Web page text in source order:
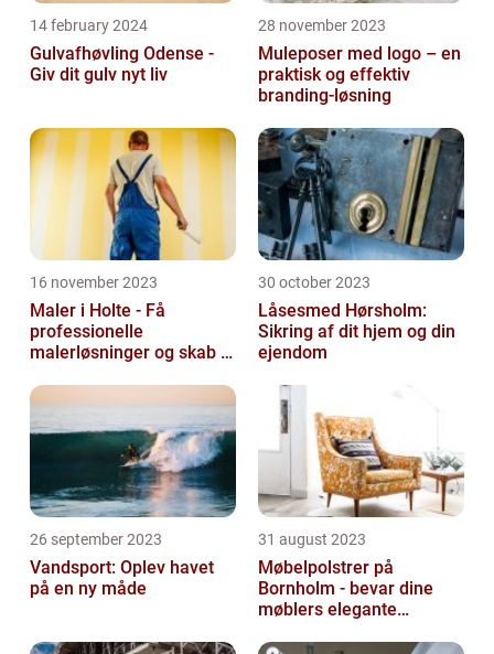
14 february 2024
Gulvafhøvling Odense -
Giv dit gulv nyt liv
28 november 2023
Muleposer med logo – en
praktisk og effektiv
branding-løsning
16 november 2023
Maler i Holte - Få
professionelle
malerløsninger og skab et
30 october 2023
Låsesmed Hørsholm:
Sikring af dit hjem og din
ejendom
26 september 2023
Vandsport: Oplev havet
på en ny måde
31 august 2023
Møbelpolstrer på
Bornholm - bevar dine
møblers elegante